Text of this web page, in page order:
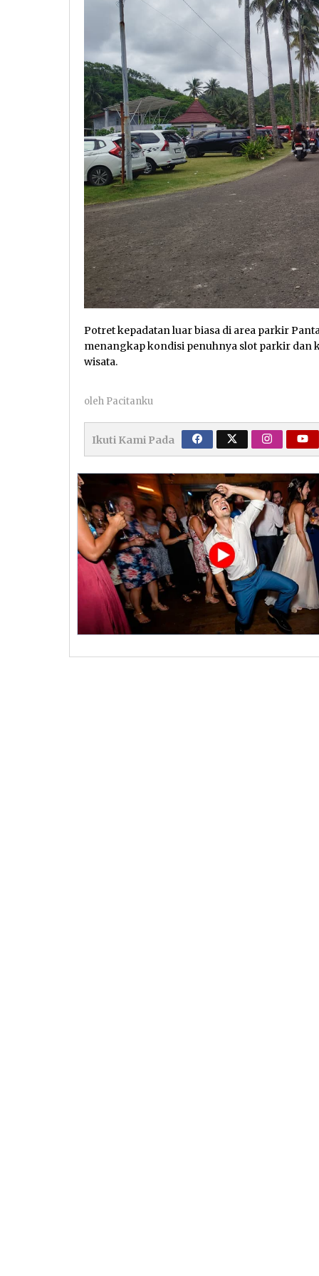
Potret kepadatan luar biasa di area parkir
menangkap kondisi penuhnya slot parkir dan
wisata.
oleh Pacitanku
Ikuti Kami Pada